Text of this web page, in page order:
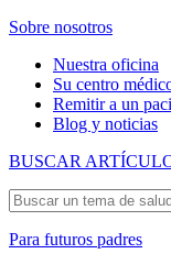
Sobre nosotros
Nuestra oficina
Su centro
Remitir a un
Blog y noticias
BUSCAR
Para futuros padres